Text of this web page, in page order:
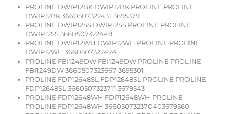
PROLINE DWIP12BK DWIP12BK PROLINE PROLINE
DWIP12BK 3660507322431 3695379
PROLINE DWIP12SS DWIP12SS PROLINE PROLINE
DWIP12SS 3660507322448
PROLINE DWIP12WH DWIP12WH PROLINE PROLINE
DWIP12WH 3660507322424
PROLINE FBI1249DW FBI1249DW PROLINE PROLINE
FBI1249DW 3660507323667 3695301
PROLINE FDP12648SL FDP12648SL PROLINE PROLINE
FDP12648SL 3660507323711 3679543
PROLINE FDP12648WH FDP12648WH PROLINE
PROLINE FDP12648WH 366050732370403679560